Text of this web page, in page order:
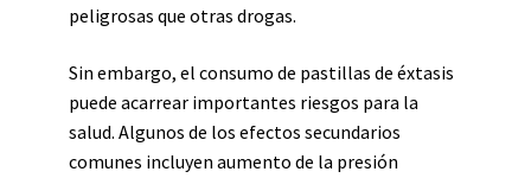
peligrosas que otras drogas.
Sin embargo, el consumo de pastillas de éxtasis
puede acarrear importantes riesgos para la
salud. Algunos de los efectos secundarios
comunes incluyen aumento de la presión